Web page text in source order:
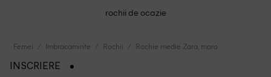
rochii de ocazie
Femei Imbracaminte Rochii Rochie medie Zara, maro
INSCRIERE